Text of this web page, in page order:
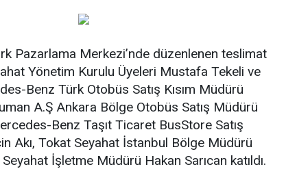
Pazarlama Merkezi’nde düzenlenen teslimat
Yönetim Kurulu Üyeleri Mustafa Tekeli ve
Benz Türk Otobüs Satış Kısım Müdürü
A.Ş Ankara Bölge Otobüs Satış Müdürü
Benz Taşıt Ticaret BusStore Satış
Akı, Tokat Seyahat İstanbul Bölge Müdürü
İşletme Müdürü Hakan Sarıcan katıldı.